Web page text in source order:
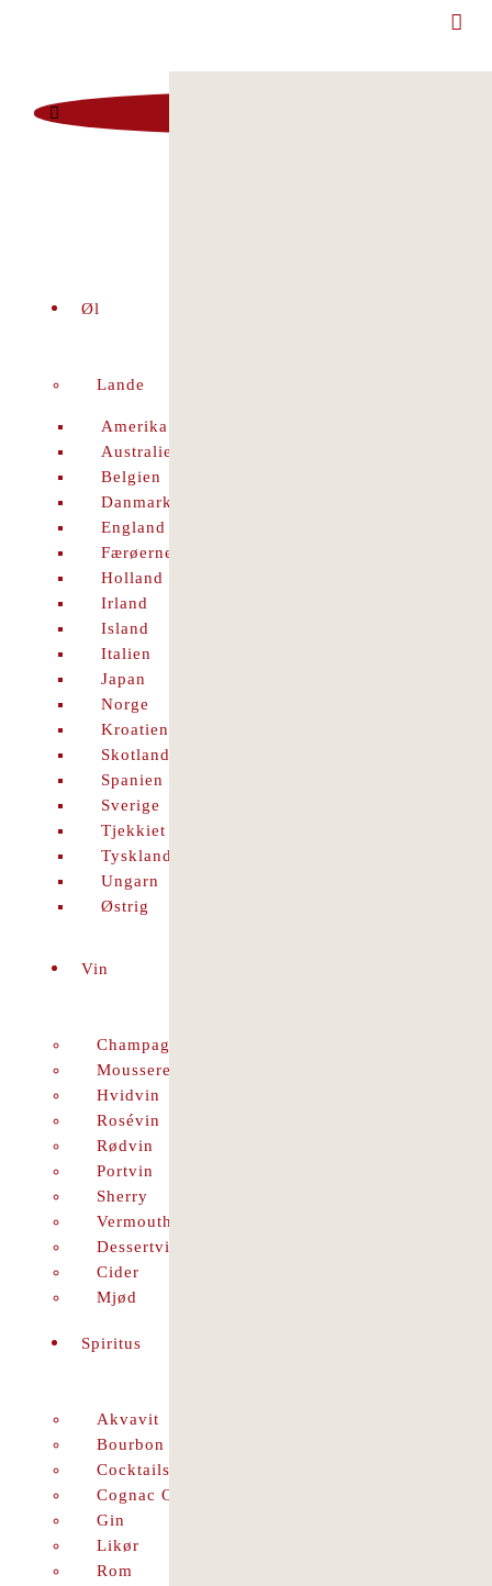
facebook
Øl
Lande
Amerika
Australien
Belgien
Danmark
England
Færøerne
Holland
Irland
Island
Italien
Japan
Norge
Kroatien
Skotland
Spanien
Sverige
Tjekkiet
Tyskland
Ungarn
Østrig
Vin
Champagne
Mousserende
Hvidvin
Rosévin
Rødvin
Portvin
Sherry
Vermouth
Dessertvin
Cider
Mjød
Spiritus
Akvavit
Bourbon
Cocktails
Cognac Og Brandy
Gin
Likør
Rom